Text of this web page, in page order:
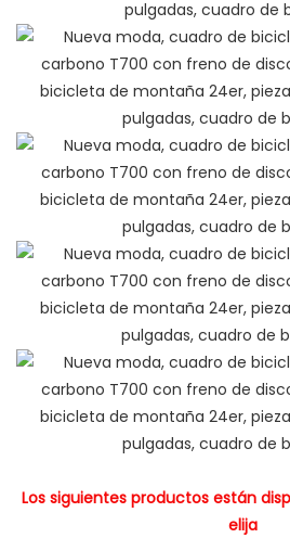
Los siguientes productos están
elija